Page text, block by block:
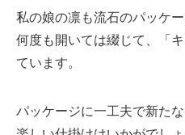
私の娘の凛も流石のパッケー
何度も開いては綴じて、「
ています。
パッケージに一工夫で新た